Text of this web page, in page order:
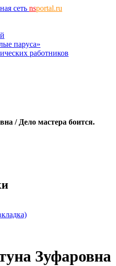
сеть nsportal.ru
паруса»
работников
/ Дело мастера боится.
Зуфаровна